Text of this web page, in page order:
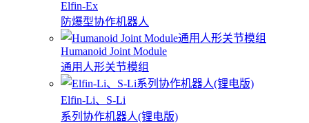
Elfin-Ex
防爆型协作机器人
Humanoid Joint Module
通用人形关节模组
Elfin-Li、S-Li
系列协作机器人(锂电版)